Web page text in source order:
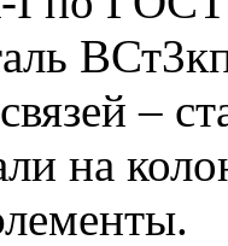
–
на